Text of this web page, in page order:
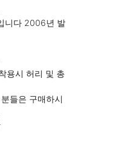
니다 2006년 발
용시 허리 및 총
들은 구매하시